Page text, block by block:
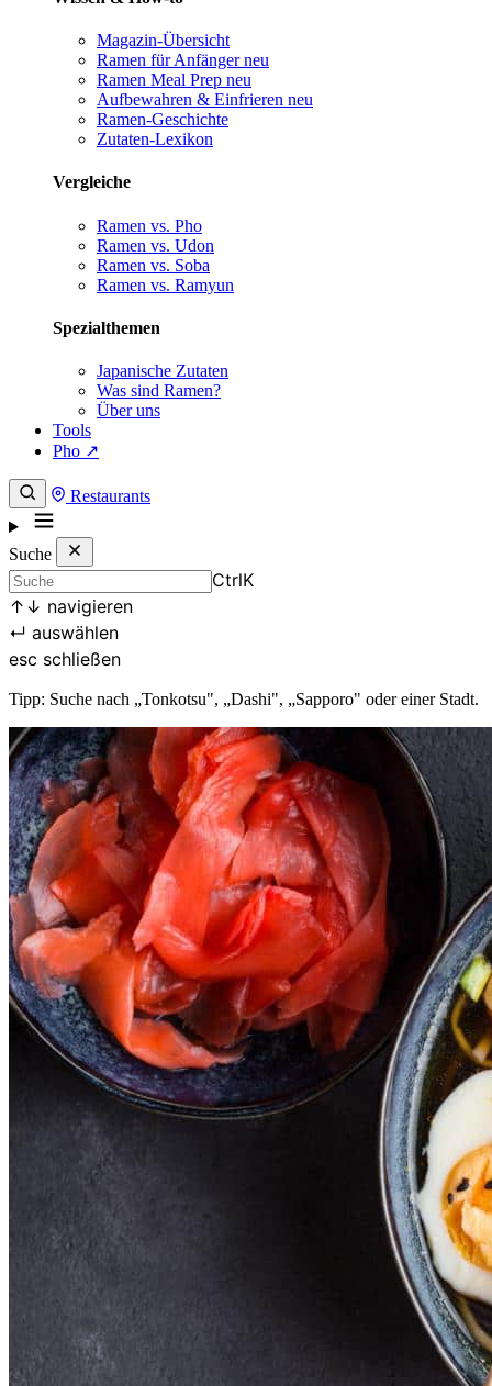
Magazin-Übersicht
Ramen für Anfänger neu
Ramen Meal Prep neu
Aufbewahren & Einfrieren neu
Ramen-Geschichte
Zutaten-Lexikon
Vergleiche
Ramen vs. Pho
Ramen vs. Udon
Ramen vs. Soba
Ramen vs. Ramyun
Spezialthemen
Japanische Zutaten
Was sind Ramen?
Über uns
Tools
Pho ↗
Restaurants
Suche
CtrlK
↑ ↓ navigieren
↵ auswählen
esc schließen
Tipp: Suche nach „Tonkotsu", „Dashi", „Sapporo" oder einer Stadt.